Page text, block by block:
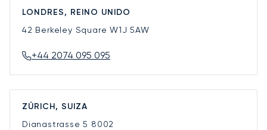
LONDRES, REINO UNIDO
42 Berkeley SquareW1J 5AW
+44 2074 095 095
ZÚRICH, SUIZA
Dianastrasse 5 8002